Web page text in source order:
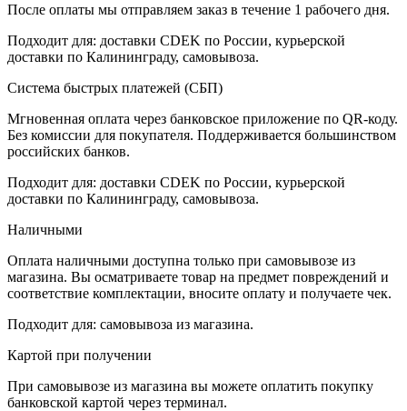
После оплаты мы отправляем заказ в течение 1 рабочего дня.
Подходит для: доставки CDEK по России, курьерской
доставки по Калининграду, самовывоза.
Система быстрых платежей (СБП)
Мгновенная оплата через банковское приложение по QR-коду.
Без комиссии для покупателя. Поддерживается большинством
российских банков.
Подходит для: доставки CDEK по России, курьерской
доставки по Калининграду, самовывоза.
Наличными
Оплата наличными доступна только при самовывозе из
магазина. Вы осматриваете товар на предмет повреждений и
соответствие комплектации, вносите оплату и получаете чек.
Подходит для: самовывоза из магазина.
Картой при получении
При самовывозе из магазина вы можете оплатить покупку
банковской картой через терминал.